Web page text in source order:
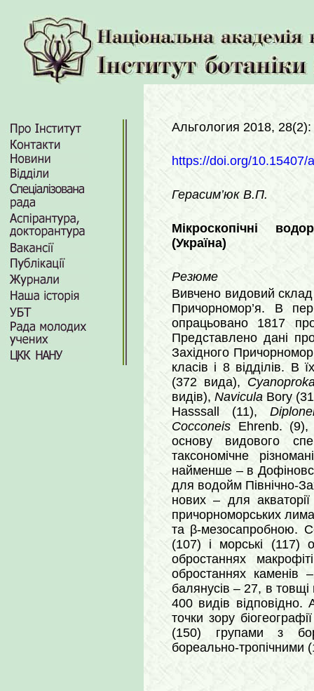
Альгология 2018,
https://doi.org/10.15407/
Герасим’юк В.П.
Мікроскопічні
(Україна)
Резюме
Вивчено видовий склад
Причорномор’я. В
опрацьовано 1817
Представлено дані
Західного
класів і 8 відділів. В
(372 вида),
видів), Navicula Bory
Hasssall (11),
Cocconeis Ehrenb.
основу видового
таксономічне
найменше – в
для водойм Північно-
нових – для
причорноморських
та β-мезосапробною.
(107) і морські (117)
обростаннях
обростаннях
балянусів – 27, в товщі
400 видів відповідно.
точки зору
(150) групами з
бореально-тропічними